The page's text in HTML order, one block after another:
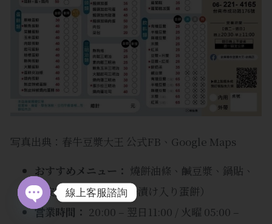
写真出典：春牛豆漿大王 公式FB、Google Maps
おすすめメニュー： 燒餅油條、鹹豆漿、鍋貼、
剥皮辣椒蛋餅（唐辛子漬け入り蛋餅）
営業時間： 20:00 – 翌日11:00 / 火曜 05:00 –
線上客服諮詢
Open chaty